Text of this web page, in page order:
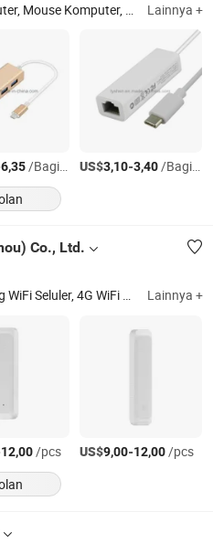
Mouse Keyboard, Speaker Komputer, Speaker Bluetooth Lainnya +
6,35/Bagian US$3,10-3,40/Bagian
Co., Ltd.
5g Router CPE, 4G Router CPE, 5g WiFi Seluler, 4G WiFi Seluler, Router WiFi, Router Nirkabel, Modem WiFi, Modem USB, Modul LTE, LTE Fwa Lainnya +
12,00/pcs US$9,00-12,00/pcs